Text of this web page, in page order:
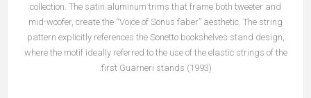
collection. The satin aluminum trims that frame both tweeter and
mid-woofer, create the “Voice of Sonus faber” aesthetic. The string
pattern explicitly references the Sonetto bookshelves stand design,
where the motif ideally referred to the use of the elastic strings of the
first Guarneri stands (1993).